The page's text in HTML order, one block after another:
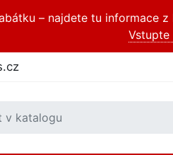
– najdete tu informace
Vstupte